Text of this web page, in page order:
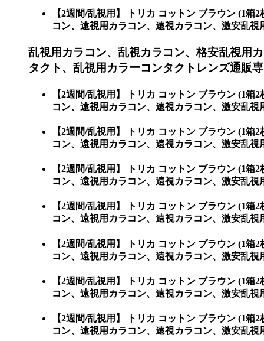
【2週間/乱視用】 トリカ コットン ブラウン (1
コン、遠視用カラコン、遠視カラコン、激安乱
乱視用カラコン、乱視カラコン、格安乱視用
タクト、乱視用カラーコンタクトレンズ通販
【2週間/乱視用】 トリカ コットン ブラウン (1
コン、遠視用カラコン、遠視カラコン、激安乱
【2週間/乱視用】 トリカ コットン ブラウン (1
コン、遠視用カラコン、遠視カラコン、激安乱
【2週間/乱視用】 トリカ コットン ブラウン (1
コン、遠視用カラコン、遠視カラコン、激安乱
【2週間/乱視用】 トリカ コットン ブラウン (1
コン、遠視用カラコン、遠視カラコン、激安乱
【2週間/乱視用】 トリカ コットン ブラウン (1
コン、遠視用カラコン、遠視カラコン、激安乱
【2週間/乱視用】 トリカ コットン ブラウン (1
コン、遠視用カラコン、遠視カラコン、激安乱
【2週間/乱視用】 トリカ コットン ブラウン (1
コン、遠視用カラコン、遠視カラコン、激安乱